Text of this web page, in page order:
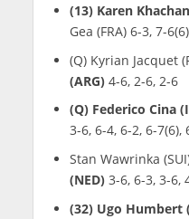
(13) Karen
Gea (FRA) 6-3, 7-
(Q) Kyrian Jacquet
(ARG)4-6, 2-6, 2-6
(Q) Federico Cina
3-6, 6-4, 6-2, 6-7(6),
Stan Wawrinka
(NED)3-6, 6-3, 3-6,
(32) Ugo Humbert